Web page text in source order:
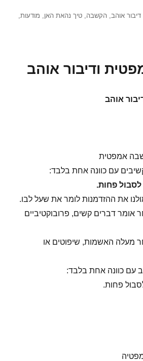
דיבור אוהב,הקשבה,טיך נהאת האן, מודעות,
ודיבור אוהב
אוהב
אמפטית
עם כוונה אחת בלבד:
פחות.
את ההזדמנות לומר את שעל לבו.
אומר דברים קשים, פרובוקטיביים
מעלה האשמות, שיפוטים או
עם כוונה אחת בלבד:
פחות.